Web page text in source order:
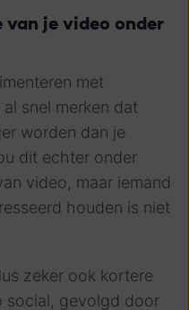
van je video onder
met
snel merken dat
worden dan je
dit echter onder
video, maar iemand
houden is niet
zeker ook kortere
social, gevolgd door